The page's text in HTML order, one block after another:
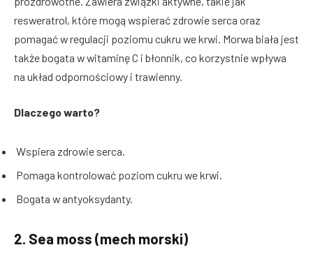
resweratrol, które mogą wspierać zdrowie serca oraz
pomagać w regulacji poziomu cukru we krwi. Morwa biała jest
także bogata w witaminę C i błonnik, co korzystnie wpływa
na układ odpornościowy i trawienny.
Dlaczego warto?
Wspiera zdrowie serca.
Pomaga kontrolować poziom cukru we krwi.
Bogata w antyoksydanty.
2. Sea moss (mech morski)